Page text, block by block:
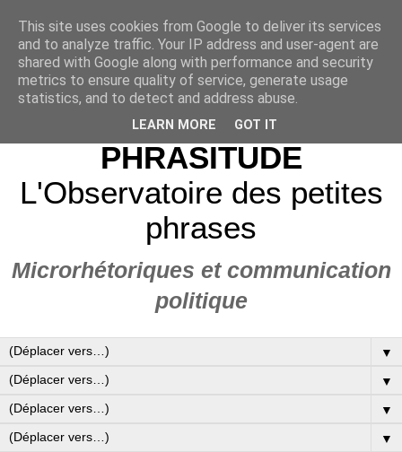
PHRASITUDE
L'Observatoire des petites
phrases
Microrhétoriques et communication
politique
▼
▼
▼
▼
This site uses cookies from Google to deliver its services
and to analyze traffic. Your IP address and user-agent are
shared with Google along with performance and security
metrics to ensure quality of service, generate usage
statistics, and to detect and address abuse.
LEARN MORE GOT IT